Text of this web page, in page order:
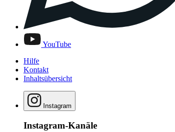
YouTube
Hilfe
Kontakt
Inhaltsübersicht
Instagram
Instagram-Kanäle